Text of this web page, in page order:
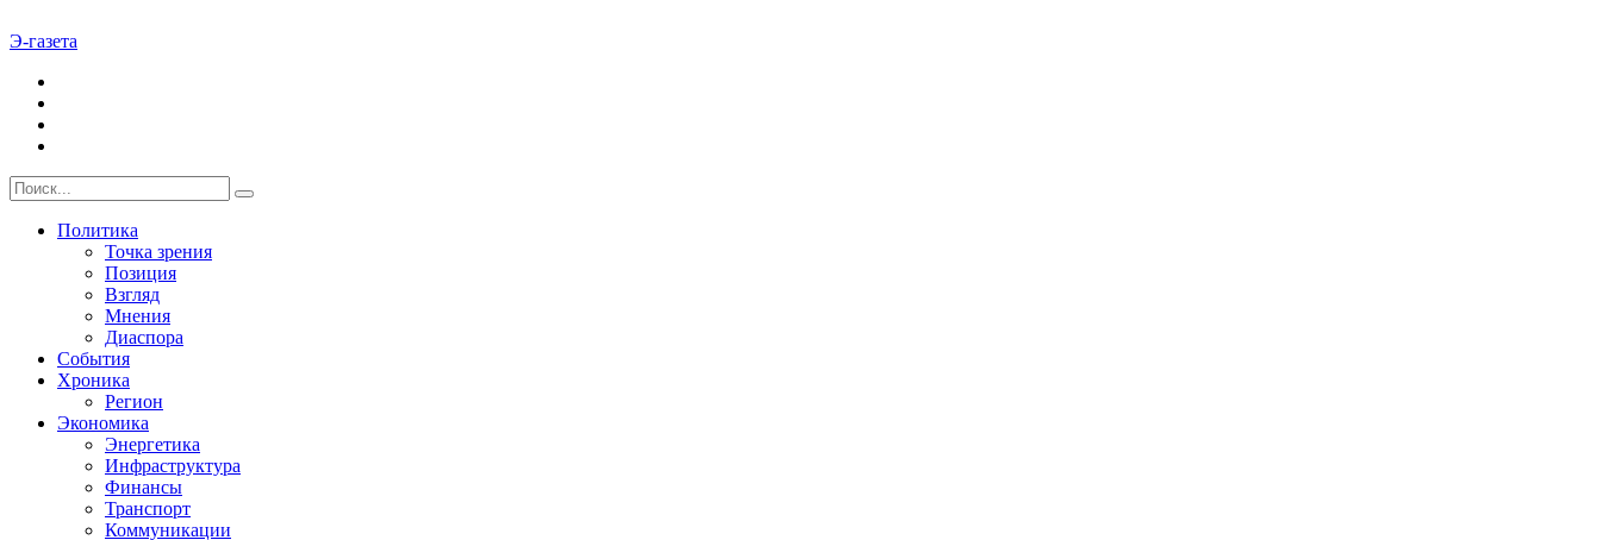
Э-газета
Политика
Точка зрения
Позиция
Взгляд
Мнения
Диаспора
События
Хроника
Регион
Экономика
Энергетика
Инфраструктура
Финансы
Транспорт
Коммуникации